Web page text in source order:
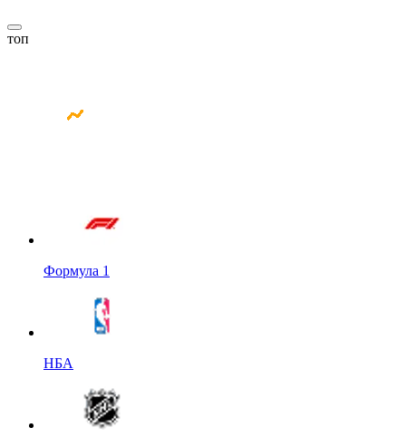
топ
Формула 1
НБА